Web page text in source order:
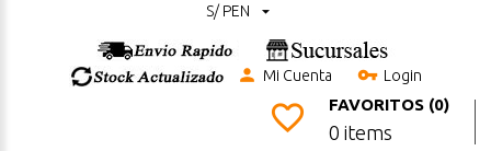
S/ PEN
Mi Cuenta Login
FAVORITOS (0)
0 items